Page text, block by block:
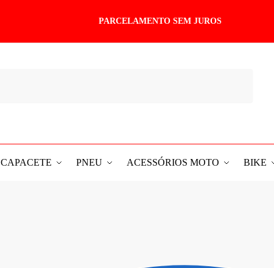
PARCELAMENTO SEM JUROS
CAPACETE PNEU ACESSÓRIOS MOTO BIKE